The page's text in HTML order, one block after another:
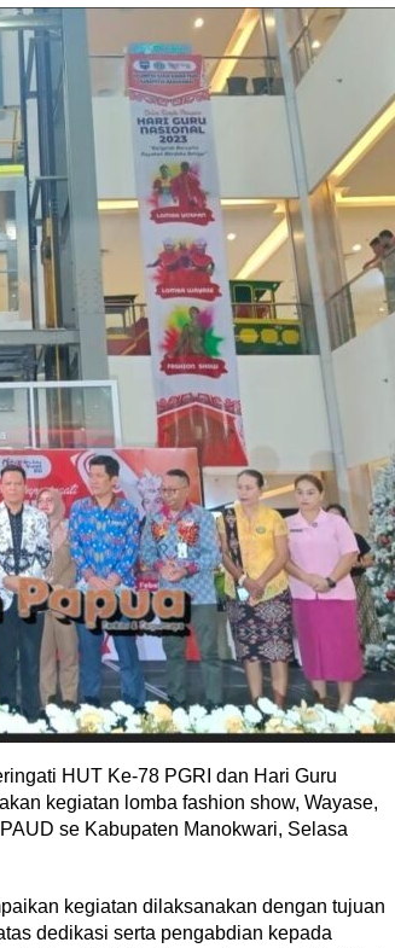
HUT Ke-78 PGRI dan Hari Guru
kegiatan lomba fashion show, Wayase,
se Kabupaten Manokwari, Selasa
kegiatan dilaksanakan dengan tujuan
dedikasi serta pengabdian kepada